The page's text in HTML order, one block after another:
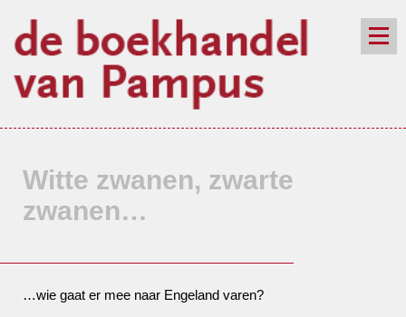
Witte zwanen, zwarte
zwanen…
…wie gaat er mee naar Engeland varen?